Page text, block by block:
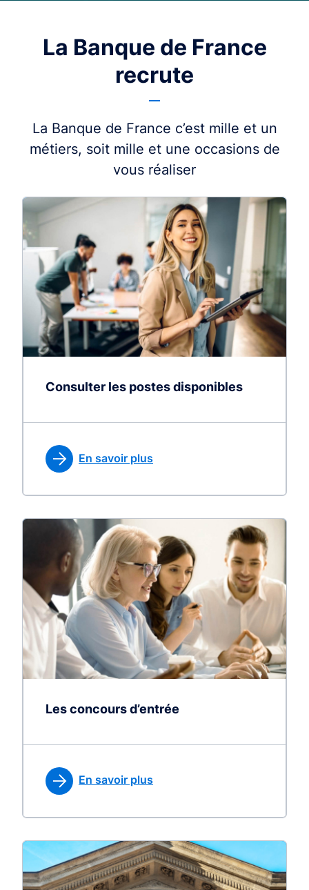
La Banque de France
recrute
La Banque de France c’est mille et un
métiers, soit mille et une occasions de
vous réaliser
Consulter les postes disponibles
En savoir plus
Les concours d’entrée
En savoir plus